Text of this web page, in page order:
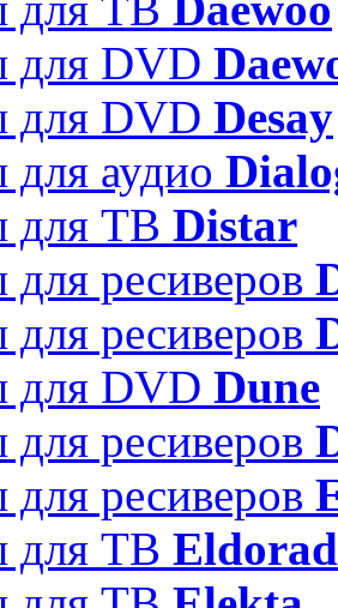
для DVD
для DVD Desay
аудио
для ТВ Distar
ресиверов
ресиверов
для DVD Dune
ресиверов
ресиверов
для ТВ